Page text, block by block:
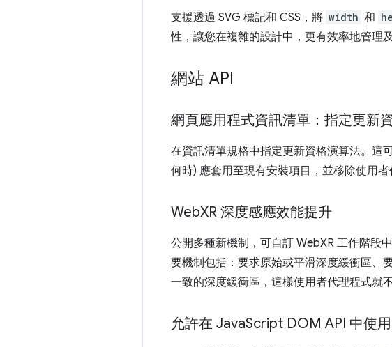
支援透過 SVG 標記和 CSS，將 width 和
性，讓您在複雜的設計中，更有效率地管理
網站 API
網頁應用程式資訊清單：指定更新
在資訊清單規格中指定更新資格演算法。這
何時) 應套用至現有安裝項目，並移除使用
WebXR 深度感應效能提升
公開多種新機制，可自訂 WebXR 工作階段
要機制包括：要求原始或平滑深度緩衝區、
一致的深度緩衝區，這樣使用者代理程式就
允許在 JavaScript DOM API 中使